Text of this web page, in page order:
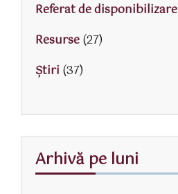
Referat de disponibilizare
Resurse(27)
Știri (37)
Arhivă pe luni